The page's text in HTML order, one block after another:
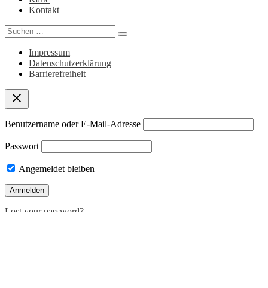
Kontakt
Search
for:
Impressum
Datenschutzerklärung
Barrierefreiheit
Benutzername oder E-Mail-Adresse
Passwort
Angemeldet bleiben
Lost your password?